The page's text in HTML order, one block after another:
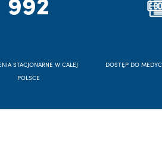
STACJONARNE W CAŁEJ
POLSCE
DOSTĘP DO